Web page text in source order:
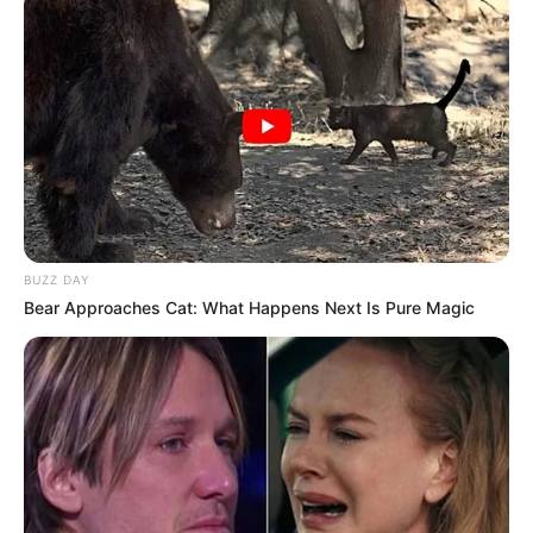
Participe do nosso grupo do
WhatsApp!
Fique informado em tempo real sobre as principais
notícias de Paraguaçu Paulista e região
BUZZ DAY
Bear Approaches Cat: What Happens Next Is Pure Magic